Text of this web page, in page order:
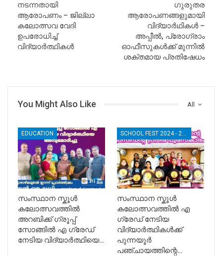
നടന്നതായി
ആരോപണം – ജില്ലാ
കലോത്സവ വേദി
ഉപരോധിച്ച്
വിദ്യാർത്ഥികൾ
ഗുരുതര
ആരോപണങ്ങളുമായി
വിദ്യാർഥികൾ –
അപ്പീൽ, പ്രോഗ്രാം
ഓഫീസുകൾക്ക് മുന്നിൽ
ശക്തമായ പ്രതിഷേധം
All
You Might Also Like
EDUCATION
സംസ്ഥാന സ്കൂൾ
കലോത്സവത്തിൽ
അറബിക്ക് ഗ്രൂപ്പ്
സോങ്ങിൽ എ ഗ്രേഡ്
നേടിയ വിദ്യാർത്ഥിയെ…
SCHOOL FEST 2024 - 2025
സംസ്ഥാന സ്കൂൾ
കലോത്സവത്തിൽ എ
ഗ്രേഡ് നേടിയ
വിദ്യാർത്ഥികൾക്ക്
പുന്നയൂർ
പഞ്ചായത്തിന്റെ…